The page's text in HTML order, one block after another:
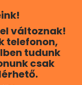
változnak!
telefonon,
tudunk
csak